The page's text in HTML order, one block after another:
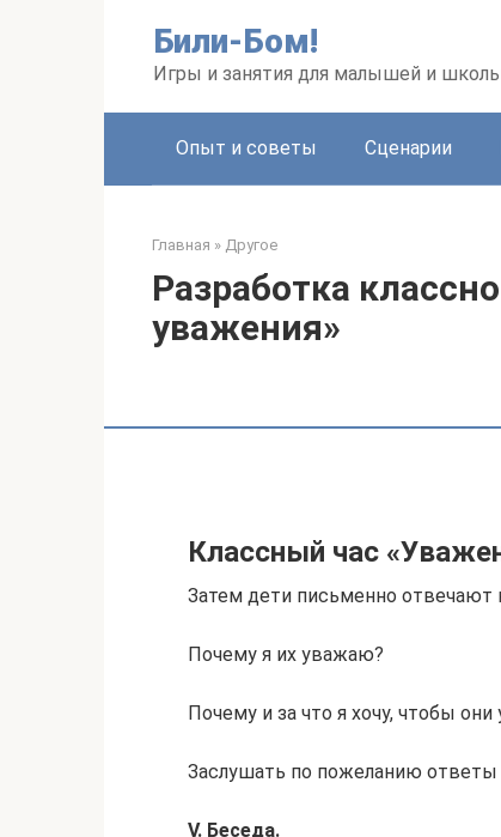
Били-Бом!
Игры и занятия для малышей и
Опыт и советы Сценарии
Главная » Другое
Разработка
уважения»
Классный час
Затем дети письменно отвечают
Почему я их уважаю?
Почему и за что я хочу, чтобы
Заслушать по пожеланию ответы
V. Беседа.